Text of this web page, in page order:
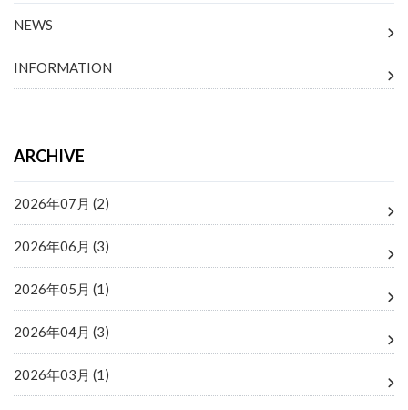
NEWS
INFORMATION
ARCHIVE
2026年07月 (2)
2026年06月 (3)
2026年05月 (1)
2026年04月 (3)
2026年03月 (1)